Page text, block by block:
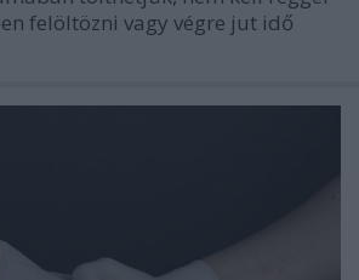
felöltözni vagy végre jut idő